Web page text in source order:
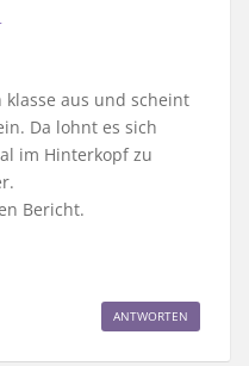
aus und scheint
Da lohnt es sich
im Hinterkopf zu
Bericht.
ANTWORTEN